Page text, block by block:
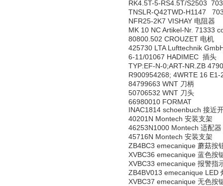
RK4.5T-5-RS4.5T/S2503
TNSLR-Q42TWD-H1147
NFR25-2K7 VISHAY 电阻器
MK 10 NC Artikel-Nr. 71333
80800.502 CROUZET 电机
425730 LTA Lufttechnik
6-11/01067 HADIMEC 插头
TYP:EF-N-0;ART-NR.ZB
R900954268; 4WRTE 16
84799663 WNT 刀柄
50706532 WNT 刀头
66980010 FORMAT
INAC1814 schoenbuch 接近
40201N Montech 安装支架
46253N1000 Montech 适配器
45716N Montech 安装支架
ZB4BC3 emecanique 蘑菇按
XVBC36 emecanique 蓝色按
XVBC33 emecanique 报警指
ZB4BV013 emecanique LED
XVBC37 emecanique 无色按